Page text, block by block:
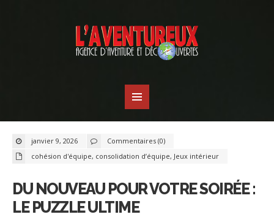
janvier 9, 2026
Commentaires (0)
cohésion d'équipe, consolidation d’équipe, Jeux intérieur
DU NOUVEAU POUR VOTRE SOIRÉE :
LE PUZZLE ULTIME